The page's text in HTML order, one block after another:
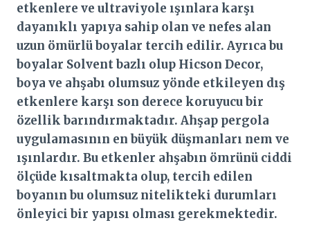
etkenlere ve ultraviyole ışınlara karşı
dayanıklı yapıya sahip olan ve nefes alan
uzun ömürlü boyalar tercih edilir. Ayrıca bu
boyalar Solvent bazlı olup Hicson Decor,
boya ve ahşabı olumsuz yönde etkileyen dış
etkenlere karşı son derece koruyucu bir
özellik barındırmaktadır. Ahşap pergola
uygulamasının en büyük düşmanları nem ve
ışınlardır. Bu etkenler ahşabın ömrünü ciddi
ölçüde kısaltmakta olup, tercih edilen
boyanın bu olumsuz nitelikteki durumları
önleyici bir yapısı olması gerekmektedir.